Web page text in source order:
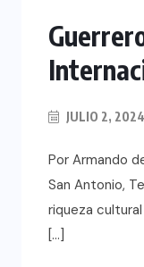
JULIO 2, 2024
Por Armando
San Antonio,
riqueza
[…]